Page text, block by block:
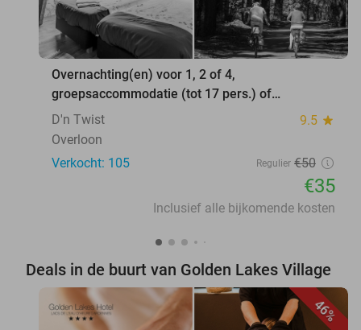
Overnachting(en) voor 1, 2 of 4,
groepsaccommodatie (tot 17 pers.) of
vakantiehuis (4 tot 8 pers.)
D'n Twist 9.5 star
Overloon
Verkocht: 105
Regulier €50
€35
Inclusief alle bijkomende kosten
Deals in de buurt van Golden Lakes Village
46%